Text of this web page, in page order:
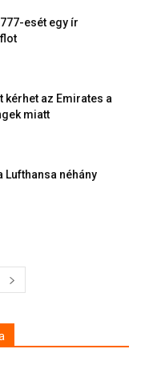
esét egy ír
kérhet az Emirates a
miatt
Lufthansa néhány